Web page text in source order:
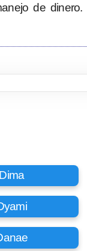
de dinero.
Dima